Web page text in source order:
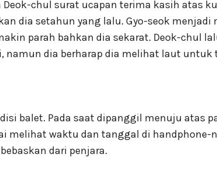
chul surat ucapan terima kasih atas
dia setahun yang lalu. Gyo-seok menjadi
parah bahkan dia sekarat. Deok-chul
namun dia berharap dia melihat laut untuk
balet. Pada saat dipanggil menuju atas
melihat waktu dan tanggal di handphone-
dari penjara.